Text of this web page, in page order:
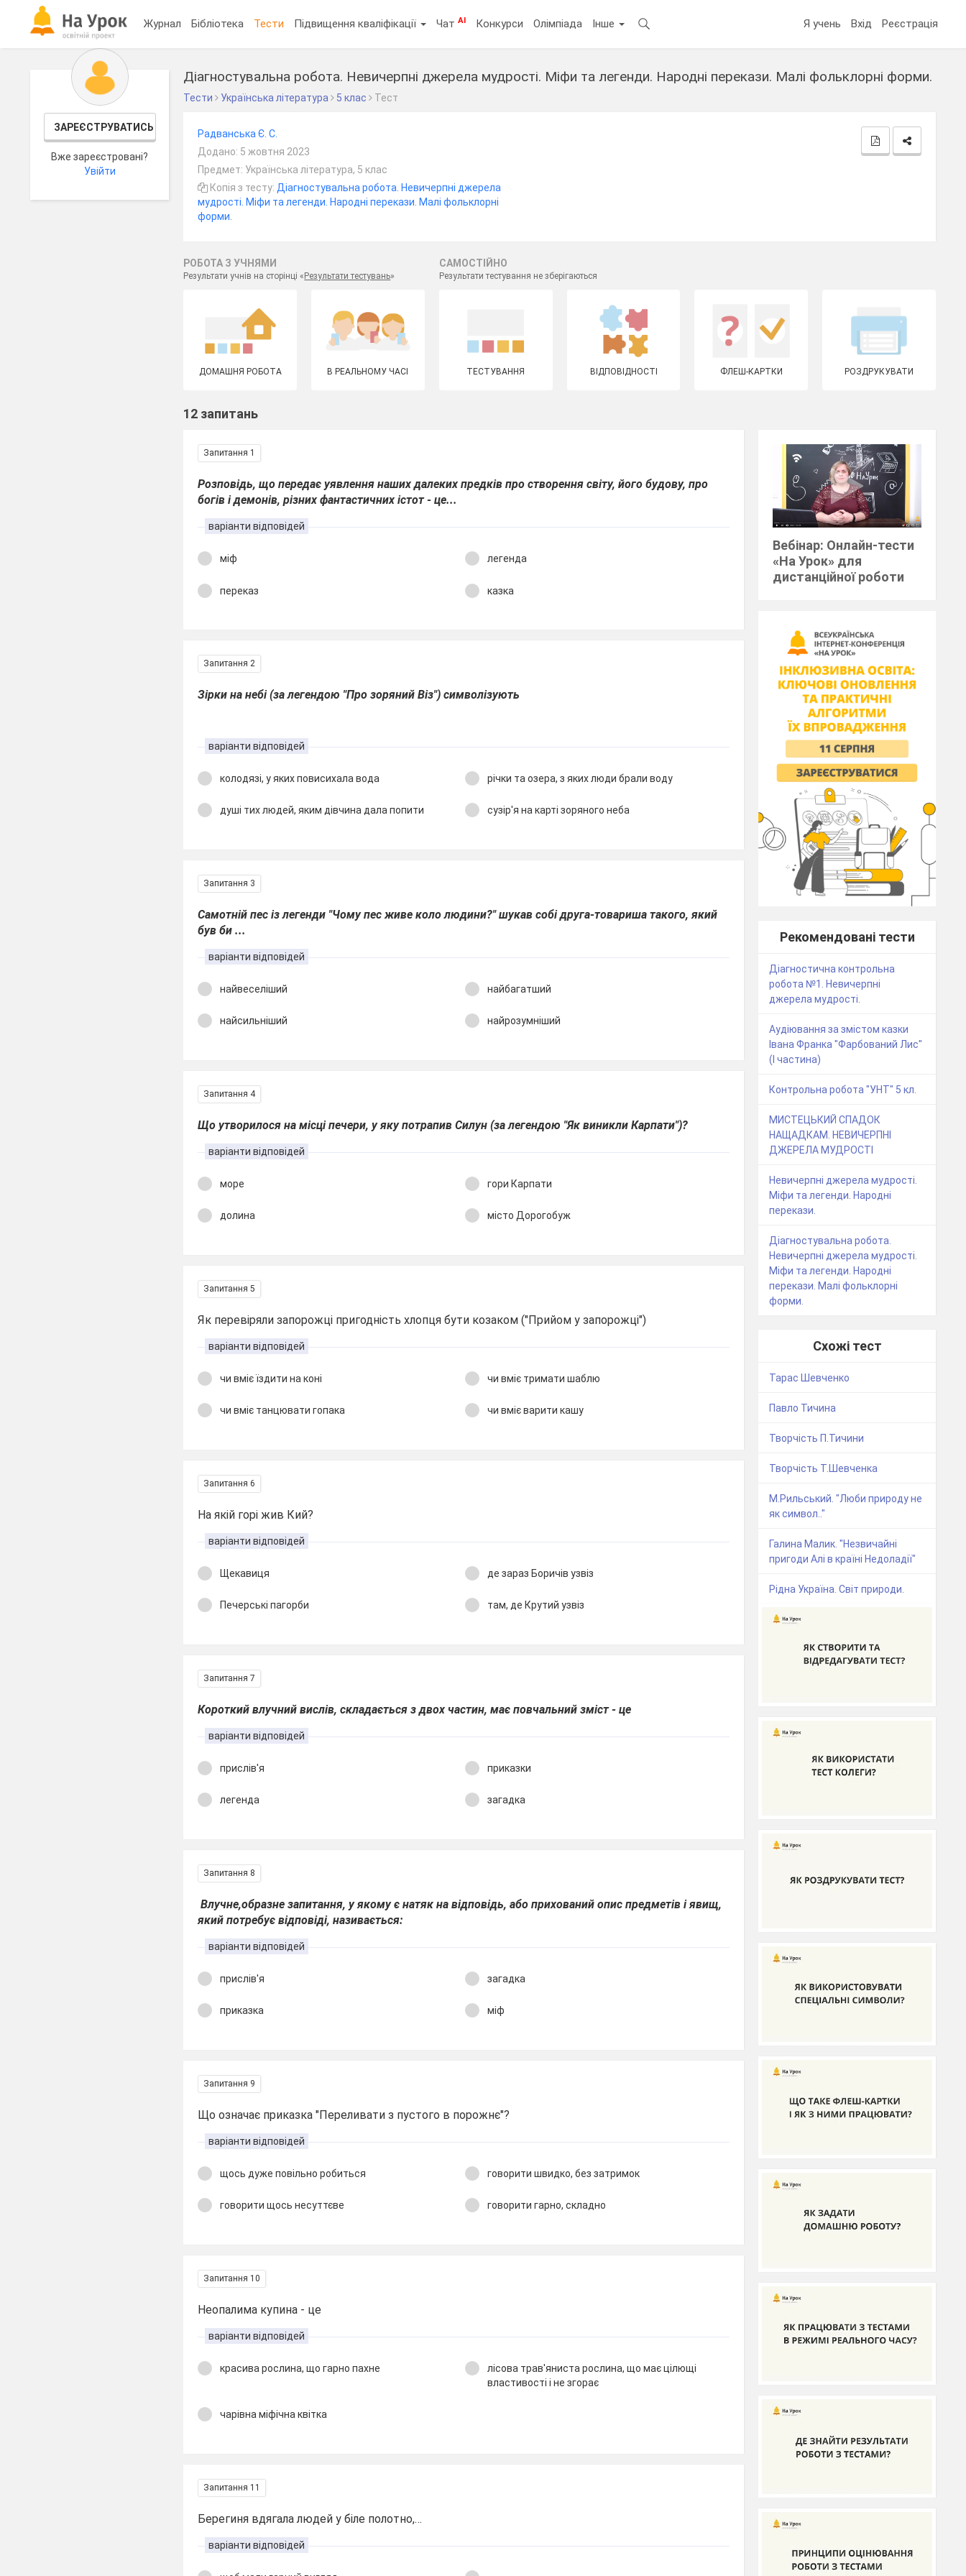
Журнал Бібліотека Тести Підвищення кваліфікації ЧатAI Конкурси Олімпіада Інше Я учень Вхід Реєстрація
ЗАРЕЄСТРУВАТИСЬ
Вже зареєстровані?
Увійти
Діагностувальна робота. Невичерпні джерела мудрості. Міфи та легенди. Народні перекази. Малі фольклорні форми.
Тести Українська література 5 клас Тест
Радванська Є. С.
Додано: 5 жовтня 2023
Предмет: Українська література, 5 клас
Копія з тесту: Діагностувальна робота. Невичерпні джерела
мудрості. Міфи та легенди. Народні перекази. Малі фольклорні
форми.
РОБОТА З УЧНЯМИ
Результати учнів на сторінці « Результати тестувань»
САМОСТІЙНО
Результати тестування не зберігаються
ДОМАШНЯ РОБОТА В РЕАЛЬНОМУ ЧАСІ ТЕСТУВАННЯ ВІДПОВІДНОСТІ ФЛЕШ-КАРТКИ РОЗДРУКУВАТИ
12 запитань
Запитання 1
Розповідь, що передає уявлення наших далеких предків про створення світу, його будову, про
богів і демонів, різних фантастичних істот - це...
варіанти відповідей
міф легенда
переказ казка
Запитання 2
Зірки на небі (за легендою "Про зоряний Віз") символізують
варіанти відповідей
колодязі, у яких повисихала вода річки та озера, з яких люди брали воду
душі тих людей, яким дівчина дала попити сузір'я на карті зоряного неба
Запитання 3
Самотній пес із легенди "Чому пес живе коло людини?" шукав собі друга-товариша такого, який
був би ...
варіанти відповідей
найвеселіший найбагатший
найсильніший найрозумніший
Запитання 4
Що утворилося на місці печери, у яку потрапив Силун (за легендою "Як виникли Карпати")?
варіанти відповідей
море гори Карпати
долина місто Дорогобуж
Запитання 5
Як перевіряли запорожці пригодність хлопця бути козаком ("Прийом у запорожці")
варіанти відповідей
чи вміє їздити на коні чи вміє тримати шаблю
чи вміє танцювати гопака чи вміє варити кашу
Запитання 6
На якій горі жив Кий?
варіанти відповідей
Щекавиця де зараз Боричів узвіз
Печерські пагорби там, де Крутий узвіз
Запитання 7
Короткий влучний вислів, складається з двох частин, має повчальний зміст - це
варіанти відповідей
прислів'я приказки
легенда загадка
Запитання 8
Влучне,образне запитання, у якому є натяк на відповідь, або прихований опис предметів і явищ,
який потребує відповіді, називається:
варіанти відповідей
прислів'я загадка
приказка міф
Запитання 9
Що означає приказка "Переливати з пустого в порожнє"?
варіанти відповідей
щось дуже повільно робиться говорити швидко, без затримок
говорити щось несуттєве говорити гарно, складно
Запитання 10
Неопалима купина - це
варіанти відповідей
красива рослина, що гарно пахне
лісова трав'яниста рослина, що має цілющі
властивості і не згорає
чарівна міфічна квітка
Запитання 11
Берегиня вдягала людей у біле полотно,…
варіанти відповідей
Вебінар: Онлайн-тести
«На Урок» для
дистанційної роботи
Рекомендовані тести
Діагностична контрольна
робота №1. Невичерпні
джерела мудрості.
Аудіювання за змістом казки
Івана Франка "Фарбований Лис"
(І частина)
Контрольна робота "УНТ" 5 кл.
МИСТЕЦЬКИЙ СПАДОК
НАЩАДКАМ. НЕВИЧЕРПНІ
ДЖЕРЕЛА МУДРОСТІ
Невичерпні джерела мудрості.
Міфи та легенди. Народні
перекази.
Діагностувальна робота.
Невичерпні джерела мудрості.
Міфи та легенди. Народні
перекази. Малі фольклорні
форми.
Схожі тест
Тарас Шевченко
Павло Тичина
Творчість П.Тичини
Творчість Т.Шевченка
М.Рильський. "Люби природу не
як символ.."
Галина Малик. "Незвичайні
пригоди Алі в країні Недоладії"
Рідна Україна. Світ природи.